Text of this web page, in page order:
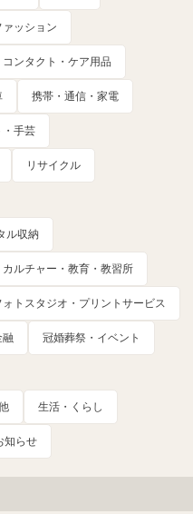
ァッション
コンタクト・ケア用品
携帯・通信・家電
・手芸
リサイクル
ル収納
カルチャー・教育・教習所
ォトスタジオ・プリントサービス
融 冠婚葬祭・イベント
生活・くらし
知らせ